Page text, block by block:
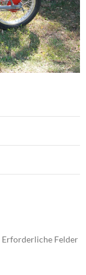
Erforderliche Felder